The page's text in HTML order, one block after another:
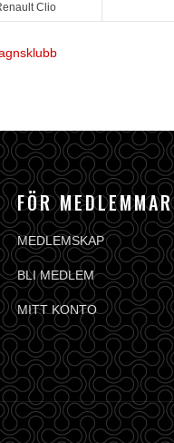
Clio
FÖR MEDLEMMAR
MEDLEMSKAP
BLI MEDLEM
MITT KONTO